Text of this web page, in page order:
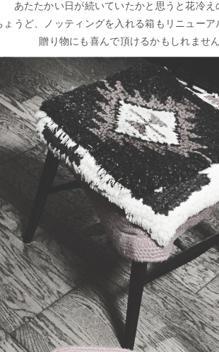
あたたかい日が続いていたかと思うと花冷え
ょうど、ノッティングを入れる箱もリニューア
贈り物にも喜んで頂けるかもしれません